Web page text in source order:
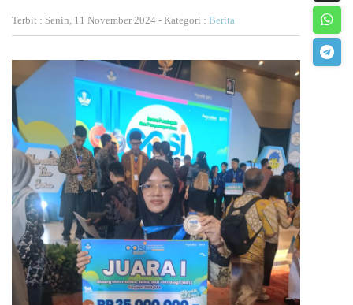
Terbit : Senin, 11 November 2024 - Kategori : Berita